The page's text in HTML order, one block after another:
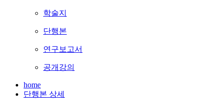
학술지
단행본
연구보고서
공개강의
home
단행본 상세